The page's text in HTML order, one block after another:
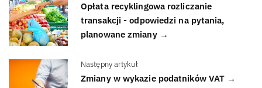
Opłata recyklingowa rozliczanie
transakcji - odpowiedzi na pytania,
planowane zmiany →
Następny artykuł
Zmiany w wykazie podatników VAT →